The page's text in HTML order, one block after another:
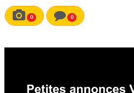
0 0